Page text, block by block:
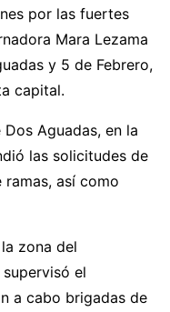
por las fuertes
Mara Lezama
y 5 de Febrero,
capital.
Aguadas, en la
las solicitudes de
así como
zona del
el
a cabo brigadas de